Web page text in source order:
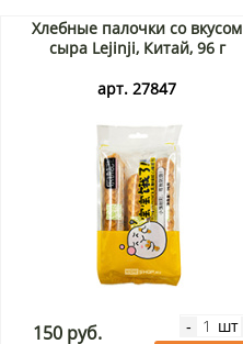
Хлебные палочки со вкусом
сыра Lejinji, Китай, 96 г
арт. 27847
150 руб. - шт